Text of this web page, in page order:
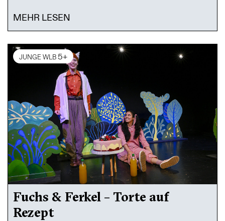
MEHR LESEN
JUNGE WLB 5+
Fuchs & Ferkel – Torte auf
Rezept